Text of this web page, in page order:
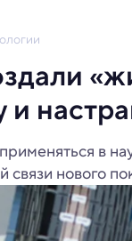
в
связи нового